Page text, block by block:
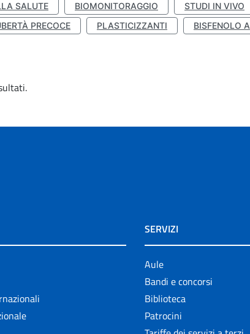
SALUTE
BIOMONITORAGGIO STUDI IN VIVO
PRECOCE PLASTICIZZANTI BISFENOLO A
SERVIZI
Aule
Bandi e concorsi
Biblioteca
Patrocini